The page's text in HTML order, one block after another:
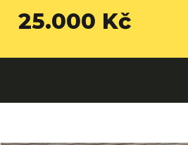
25.000 Kč